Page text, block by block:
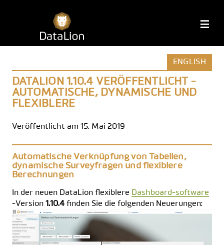
ENGLISH
DATALION 1.10.4 VERÖFFENTLICHT -
AUTOMATISCHE, DYNAMISCHE UND
FLEXIBLERE
Veröffentlicht am 15. Mai 2019
Automatische Verknüpfung von Tabellen,
dynamische Surveyfragen und flexiblere
Berechnungen
In der neuen DataLion flexiblere Dashboard-software
-Version 1.10.4 finden Sie die folgenden Neuerungen: